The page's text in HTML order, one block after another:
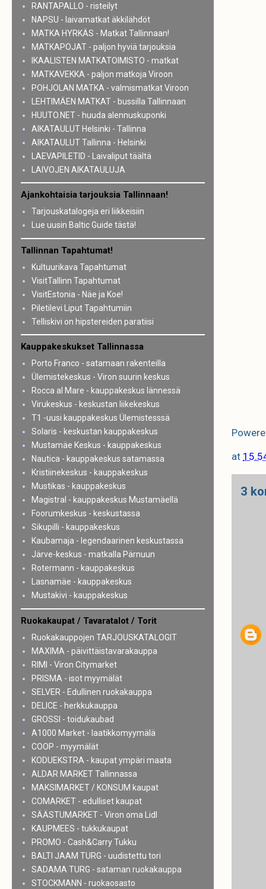
at
3
RANTAPALLO - risteilyt
NAPSU - laivamatkat äkkilähdöt
MATKA HYRKÄS - Matkat Tallinnaan!
MATKAPOJAT - paljon hyviä tarjouksia
IKAALISTEN MATKATOIMISTO - matkat
MATKAVEKKA - paljon matkoja Viroon
POHJOLAN MATKA - valmismatkat Viroon
LEHTIMÄEN MATKAT - bussilla Tallinnaan
HUUTO.NET - huuda alennuskuponki
AIKATAULUT Helsinki - Tallinna
AIKATAULUT Tallinna - Helsinki
LAEVAPILETID - Laivaliput täältä
LAIVOJEN AIKATAULUJA
Ajankohtaisia tarjouksia Tallinnaan!
Tarjouskatalogeja eri liikkeisiin
Lue uusin Baltic Guide tästä!
Tallinnan Tapahtumat!
Kultuurikava Tapahtumat
VisitTallinn Tapahtumat
VisitEstonia - Näe ja Koe!
Piletilevi Liput Tapahtumiin
Telliskivi on hipstereiden paratiisi
Kauppakeskukset Tallinnassa
Porto Franco - satamaan rakenteilla
Ülemistekeskus - Viron suurin keskus
Rocca al Mare - kauppakeskus lännessä
Virukeskus - keskustan liikekeskus
T1 -uusi kauppakeskus Ülemistesssä
Solaris - keskustan kauppakeskus
Mustamäe Keskus - kauppakeskus
Nautica - kauppakeskus satamassa
Kristiinekeskus - kauppakeskus
Mustikas - kauppakeskus
Magistral - kauppakeskus Mustamäellä
Foorumkeskus - keskustassa
Sikupilli - kauppakeskus
Kaubamaja - legendaarinen keskustassa
Järve-keskus - matkalla Pärnuun
Rotermann - kauppakeskus
Lasnamäe - kauppakeskus
Mustakivi - kauppakeskus
Ruokakaupat / Tavaratalot / Torit
Ruokakauppojen TARJOUSKATALOGIT
MAXIMA - päivittäistavarakauppa
RIMI - Viron Citymarket
PRISMA - isot myymälät
SELVER - Edullinen ruokakauppa
DELICE - herkkukauppa
GROSSI - toidukaubad
A1000 Market - laatikkomyymälä
COOP - myymälät
KODUEKSTRA - kaupat ympäri maata
ALDAR MARKET Tallinnassa
MAKSIMARKET / KONSUM kaupat
COMARKET - edulliset kaupat
SÄÄSTUMARKET - Viron oma Lidl
KAUPMEES - tukkukaupat
PROMO - Cash&Carry Tukku
BALTI JAAM TURG - uudistettu tori
SADAMA TURG - sataman ruokakauppa
STOCKMANN - ruokaosasto